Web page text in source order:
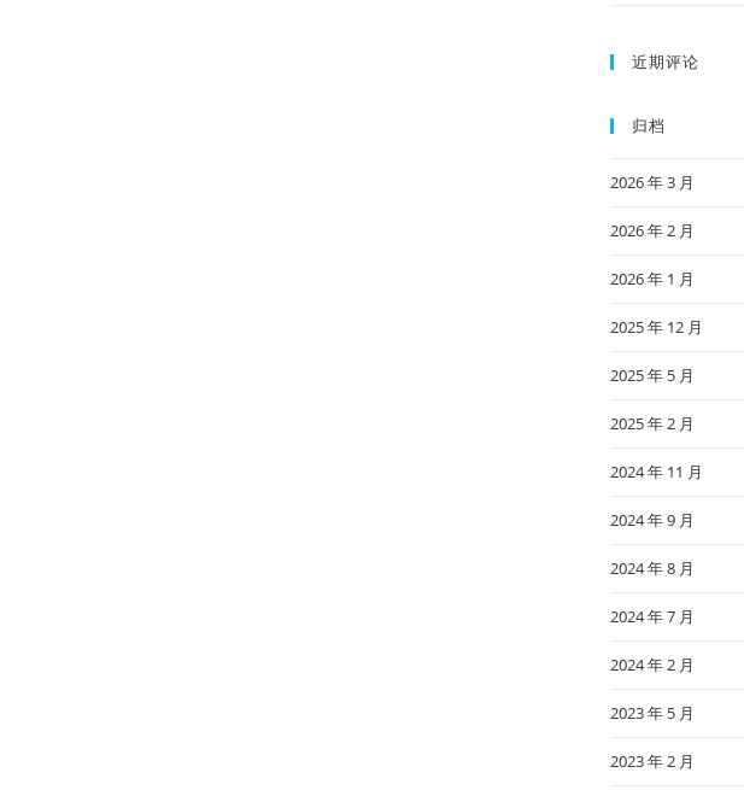
近期评论
归档
2026 年 3 月
2026 年 2 月
2026 年 1 月
2025 年 12 月
2025 年 5 月
2025 年 2 月
2024 年 11 月
2024 年 9 月
2024 年 8 月
2024 年 7 月
2024 年 2 月
2023 年 5 月
2023 年 2 月